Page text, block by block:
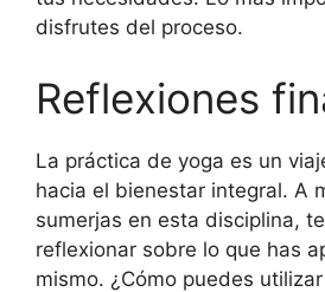
disfrutes del proceso.
Reflexiones
La práctica de yoga es un
hacia el bienestar integral. A
sumerjas en esta disciplina,
reflexionar sobre lo que has
mismo. ¿Cómo puedes